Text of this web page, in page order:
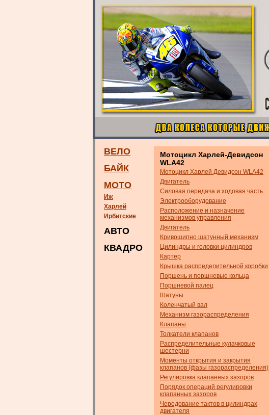
ВЕЛО
БАЙК
МОТО
Иж
Харлей
Ирбитские
АВТО
КВАДРО
Мотоцикл Харлей-Девидсон
WLA42
Мотоцикл Харлей Девидсон WLA42
Двигатель
Силовая передача и ходовая часть
Электрооборудование
Расположение и назначение
механизмов управления
Двигатель
Кривошипно шатунный механизм
Цилиндры и головки цилиндров
Картер
Крышка распределительной коробки
Поршень и поршневые кольца
Поршневой палец
Шатуны
Коленчатый вал
Механизм газораспределения
Клапаны
Толкатели клапанов
Распределительные кулачковые
шестерни
Моменты открытия и закрытия
клапанов (фазы газораспределения)
Регулировка клапанных зазоров
Порядок операций регулировки
клапанных зазоров
Чередование тактов в цилиндрах
двигателя